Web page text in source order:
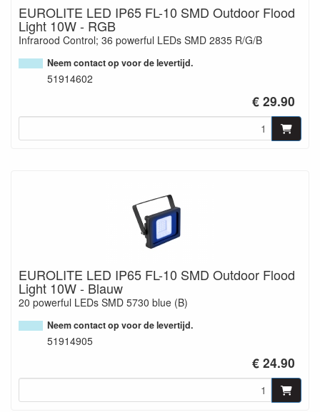
EUROLITE LED IP65 FL-10 SMD Outdoor Flood
Light 10W - RGB
Infrarood Control; 36 powerful LEDs SMD 2835 R/G/B
Neem contact op voor de levertijd.
51914602
€ 29.90
EUROLITE LED IP65 FL-10 SMD Outdoor Flood
Light 10W - Blauw
20 powerful LEDs SMD 5730 blue (B)
Neem contact op voor de levertijd.
51914905
€ 24.90